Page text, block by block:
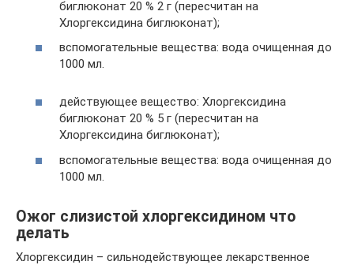
биглюконат 20 % 2 г (пересчитан на
Хлоргексидина биглюконат);
вспомогательные вещества: вода очищенная до
1000 мл.
действующее вещество: Хлоргексидина
биглюконат 20 % 5 г (пересчитан на
Хлоргексидина биглюконат);
вспомогательные вещества: вода очищенная до
1000 мл.
Ожог слизистой хлоргексидином что
делать
Хлоргексидин – сильнодействующее лекарственное